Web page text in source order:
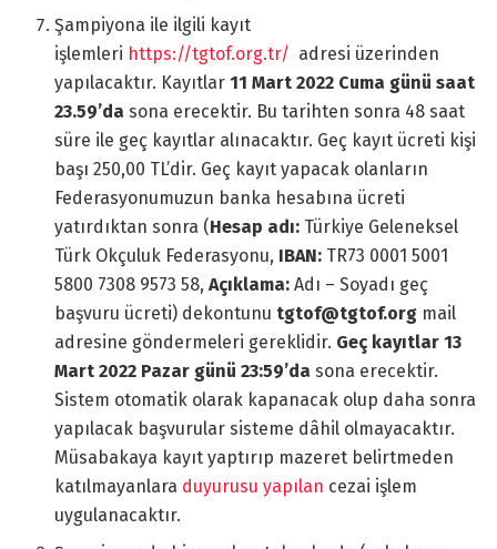
Şampiyona ile ilgili kayıt
işlemleri https://tgtof.org.tr/ adresi üzerinden
yapılacaktır. Kayıtlar11 Mart 2022 Cuma günü saat
23.59’da sona erecektir. Bu tarihten sonra 48 saat
süre ile geç kayıtlar alınacaktır. Geç kayıt ücreti kişi
başı 250,00 TL’dir. Geç kayıt yapacak olanların
Federasyonumuzun banka hesabına ücreti
yatırdıktan sonra (Hesap adı: Türkiye Geleneksel
Türk Okçuluk Federasyonu, IBAN: TR73 0001 5001
5800 7308 9573 58,Açıklama: Adı – Soyadı geç
başvuru ücreti) dekontunu tgtof@tgtof.org mail
adresine göndermeleri gereklidir. Geç kayıtlar 13
Mart 2022 Pazar günü 23:59’da sona erecektir.
Sistem otomatik olarak kapanacak olup daha sonra
yapılacak başvurular sisteme dâhil olmayacaktır.
Müsabakaya kayıt yaptırıp mazeret belirtmeden
katılmayanlara duyurusu yapılan cezai işlem
uygulanacaktır.